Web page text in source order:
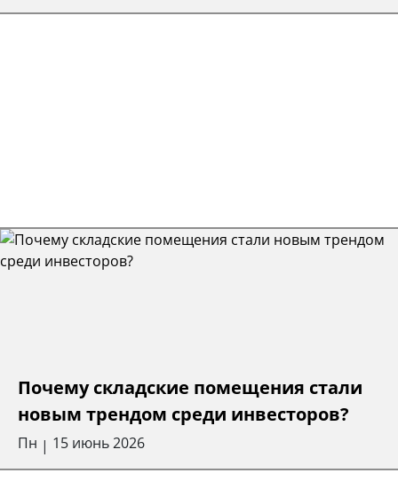
Почему складские помещения стали
новым трендом среди инвесторов?
Пн | 15 июнь 2026